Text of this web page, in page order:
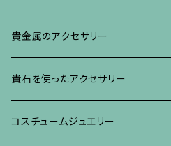
ブレスレット、その他
リング
ブレスレット、その他
イヤリング・ピアス
ブローチ
イヤリング、ピアス
水晶に蒔絵のアクセサリー
ブローチ
イヤリング、ピアス
朴の木やポプラに蒔絵のアクセサリー
ブローチ
その他の蒔絵のアクセサリー
イヤリング、ピアス
ネックレス、ペンダント
リング
ブローチ
イヤリング、ピアス
ネックレス、ペンダント
貴金属のアクセサリー
ブローチ
イヤリング、ピアス
貴石を使ったアクセサリー
ブローチ
コスチュームジュエリー